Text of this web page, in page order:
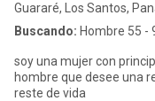
Guararé, Los Santos,
Buscando: Hombre 55 -
soy una mujer con
hombre que desee una
reste de vida